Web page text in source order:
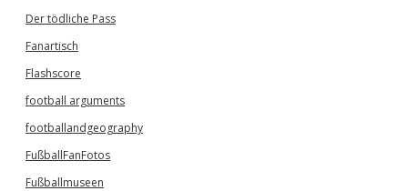
Der tödliche Pass
Fanartisch
Flashscore
football arguments
footballandgeography
FußballFanFotos
Fußballmuseen